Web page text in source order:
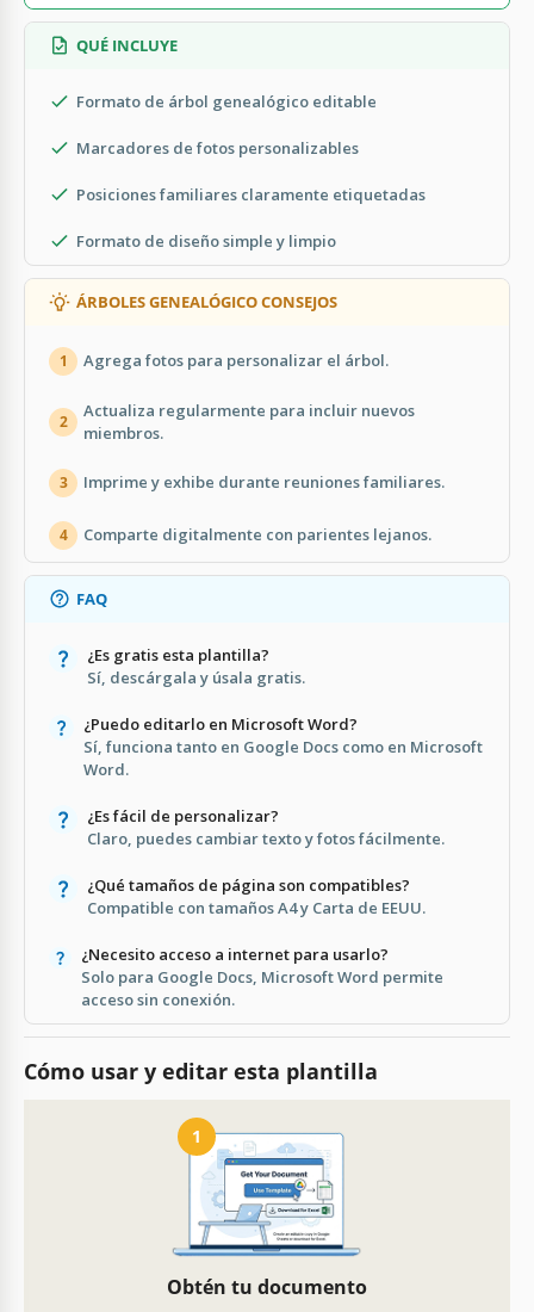
QUÉ INCLUYE
Formato de árbol genealógico editable
Marcadores de fotos personalizables
Posiciones familiares claramente etiquetadas
Formato de diseño simple y limpio
ÁRBOLES GENEALÓGICO CONSEJOS
1 Agrega fotos para personalizar el árbol.
2
Actualiza regularmente para incluir nuevos
miembros.
3 Imprime y exhibe durante reuniones familiares.
4 Comparte digitalmente con parientes lejanos.
FAQ
¿Es gratis esta plantilla?
Sí, descárgala y úsala gratis.
¿Puedo editarlo en Microsoft Word?
Sí, funciona tanto en Google Docs como en Microsoft
Word.
¿Es fácil de personalizar?
Claro, puedes cambiar texto y fotos fácilmente.
¿Qué tamaños de página son compatibles?
Compatible con tamaños A4 y Carta de EEUU.
¿Necesito acceso a internet para usarlo?
Solo para Google Docs, Microsoft Word permite
acceso sin conexión.
Cómo usar y editar esta plantilla
1
Obtén tu documento